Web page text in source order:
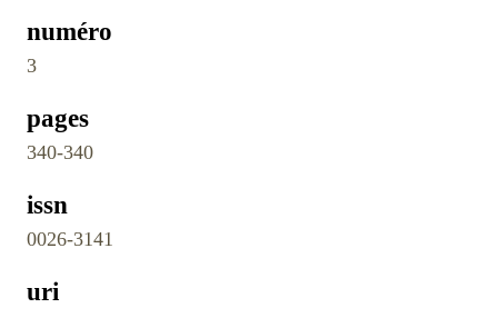
numéro
3
pages
340-340
issn
0026-3141
uri